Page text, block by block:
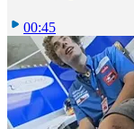
00:45